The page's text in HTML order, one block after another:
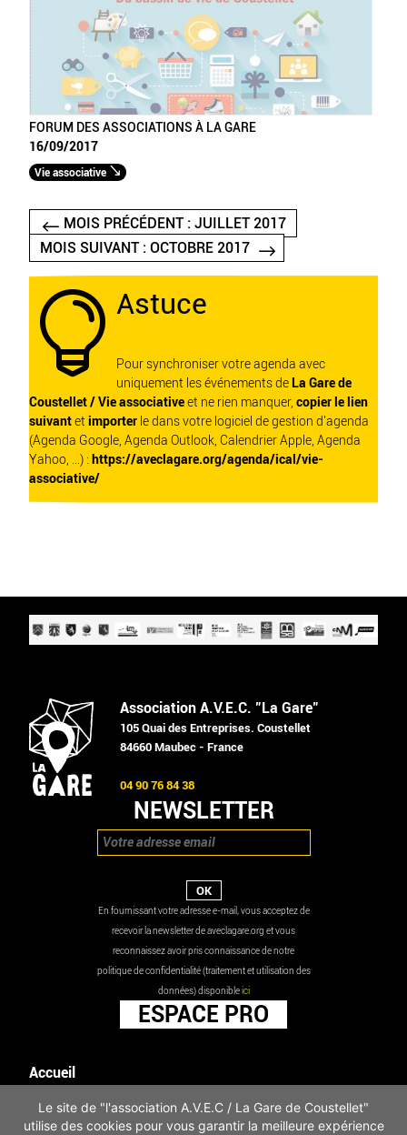
FORUM DES ASSOCIATIONS À LA GARE
16/09/2017
Vie associative
MOIS PRÉCÉDENT : JUILLET 2017
MOIS SUIVANT : OCTOBRE 2017
 Astuce
Pour synchroniser votre agenda avec
uniquement les événements de La Gare de
Coustellet / Vie associativeet ne rien manquer, copier le lien
suivantet importer le dans votre logiciel de gestion d'agenda
(Agenda Google, Agenda Outlook, Calendrier Apple, Agenda
Yahoo, ...) : https://aveclagare.org/agenda/ical/vie-
associative/
Association A.V.E.C. "La Gare"
105 Quai des Entreprises. Coustellet
84660 Maubec - France
04 90 76 84 38
NEWSLETTER
En fournissant votre adresse e-mail, vous acceptez de
recevoir la newsletter de aveclagare.org et vous
reconnaissez avoir pris connaissance de notre
politique de confidentialité (traitement et utilisation des
données) disponibleici
ESPACE PRO
Accueil
Les actualités
Le site de "l'association A.V.E.C / La Gare de Coustellet"
utilise des cookies pour vous garantir la meilleure expérience